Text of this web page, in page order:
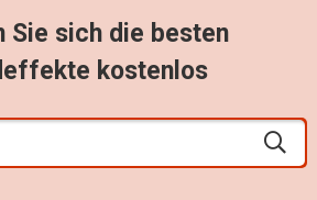
Sie sich die besten
kostenlos